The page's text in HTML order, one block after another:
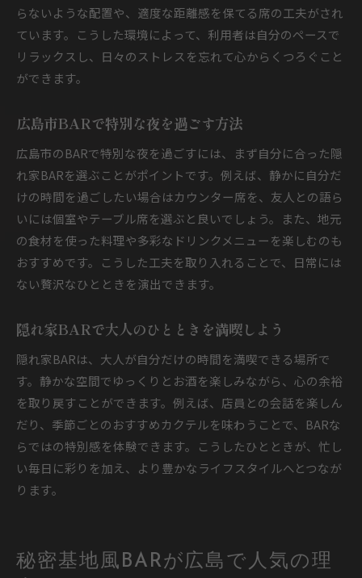
らないような配置や、適度な距離感を保てる席の工夫がされ
ています。こうした環境によって、利用者は自分のペースで
リラックスし、日々のストレスを忘れて心からくつろぐこと
ができます。
広島市BARで特別な夜を過ごす方法
広島市のBARで特別な夜を過ごすには、まず自分に合った隠
れ家BARを選ぶことがポイントです。例えば、静かに自分だ
けの時間を過ごしたい場合はカウンター席を、友人との語ら
いには個室やテーブル席を選ぶと良いでしょう。また、地元
の食材を使った料理や多彩なドリンクメニューを楽しむのも
おすすめです。こうした工夫を取り入れることで、日常には
ない贅沢なひとときを演出できます。
隠れ家BARで大人のひとときを満喫しよう
隠れ家BARは、大人が自分だけの時間を満喫できる場所で
す。静かな空間でゆっくりとお酒を楽しみながら、心の余裕
を取り戻すことができます。例えば、店員との会話を楽しん
だり、季節ごとのおすすめカクテルを味わうことで、BARな
らではの特別感を体験できます。こうしたひとときが、忙し
い毎日に彩りを加え、より豊かなライフスタイルへとつなが
ります。
秘密基地風BARが広島で人気の理